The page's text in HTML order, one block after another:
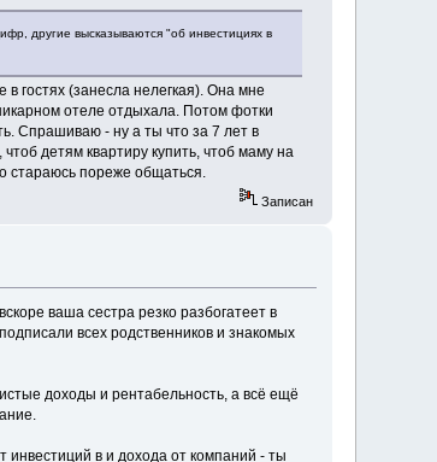
другие высказываются "об инвестициях в
гостях (занесла нелегкая). Она мне
отеле отдыхала. Потом фотки
Спрашиваю - ну а ты что за 7 лет в
детям квартиру купить, чтоб маму на
стараюсь пореже общаться.
Записан
ваша сестра резко разбогатеет в
всех родственников и знакомых
доходы и рентабельность, а всё ещё
инвестиций в и дохода от компаний - ты